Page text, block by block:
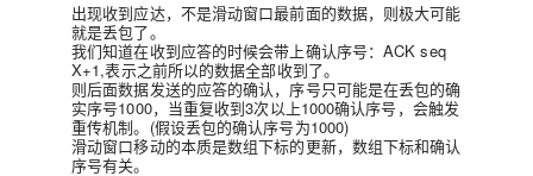
出现收到应达，不是滑动窗口最前面的数据，则极大可能
就是丢包了。
我们知道在收到应答的时候会带上确认序号：ACK seq
X+1,表示之前所以的数据全部收到了。
则后面数据发送的应答的确认，序号只可能是在丢包的确
实序号1000，当重复收到3次以上1000确认序号，会触发
重传机制。(假设丢包的确认序号为1000)
滑动窗口移动的本质是数组下标的更新，数组下标和确认
序号有关。